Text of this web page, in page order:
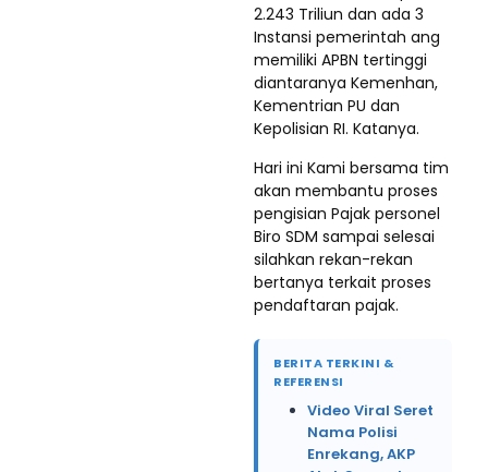
2.243 Triliun dan ada 3
Instansi pemerintah ang
memiliki APBN tertinggi
diantaranya Kemenhan,
Kementrian PU dan
Kepolisian RI. Katanya.
Hari ini Kami bersama tim
akan membantu proses
pengisian Pajak personel
Biro SDM sampai selesai
silahkan rekan-rekan
bertanya terkait proses
pendaftaran pajak.
BERITA TERKINI &
REFERENSI
Video Viral Seret
Nama Polisi
Enrekang, AKP